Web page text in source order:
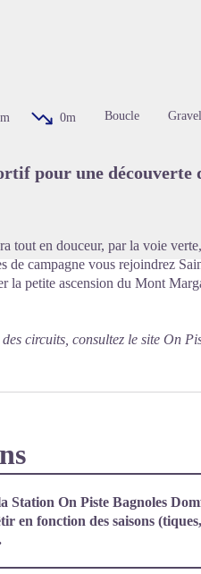
0m Boucle Gravel
pour une découverte
tout en douceur, par la voie
de campagne vous rejoindrez
la petite ascension du Mont
circuits, consultez le site On
Station On Piste Bagnoles
en fonction des saisons